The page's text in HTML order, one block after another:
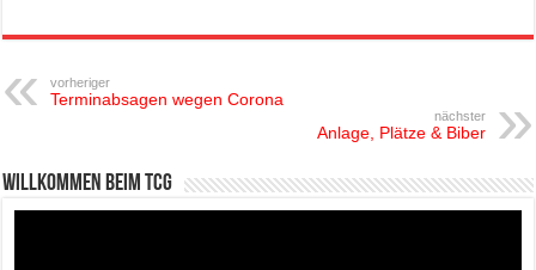
vorheriger
Terminabsagen wegen Corona
nächster
Anlage, Plätze & Biber
Willkommen beim TCG